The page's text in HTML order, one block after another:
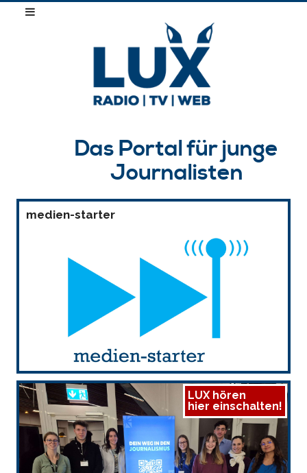
Das Portal für junge
Journalisten
medien-starter
LUX hören
hier einschalten!